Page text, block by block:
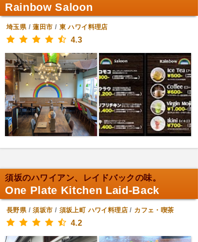
Rainbow Saloon
埼玉県/蓮田市 / 東 ハワイ料理店
4.3
須坂のハワイアン、レイドバックの味。
One Plate Kitchen Laid-Back
長野県/須坂市 / 須坂上町 ハワイ料理店/ カフェ・喫茶
4.2